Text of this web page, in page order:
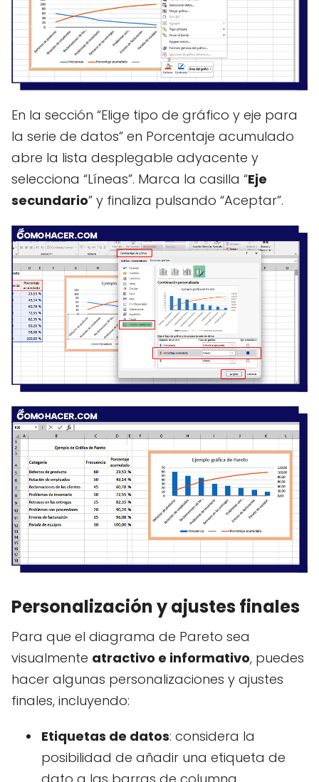
En la sección “Elige tipo de gráfico y eje para
la serie de datos” en Porcentaje acumulado
abre la lista desplegable adyacente y
selecciona “Líneas”. Marca la casilla “Eje
secundario” y finaliza pulsando “Aceptar”.
Personalización y ajustes finales
Para que el diagrama de Pareto sea
visualmente atractivo e informativo, puedes
hacer algunas personalizaciones y ajustes
finales, incluyendo:
Etiquetas de datos: considera la
posibilidad de añadir una etiqueta de